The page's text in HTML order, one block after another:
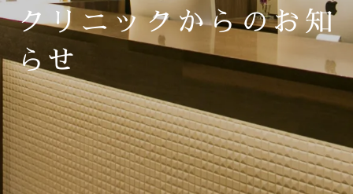
クリニックからのお知
らせ